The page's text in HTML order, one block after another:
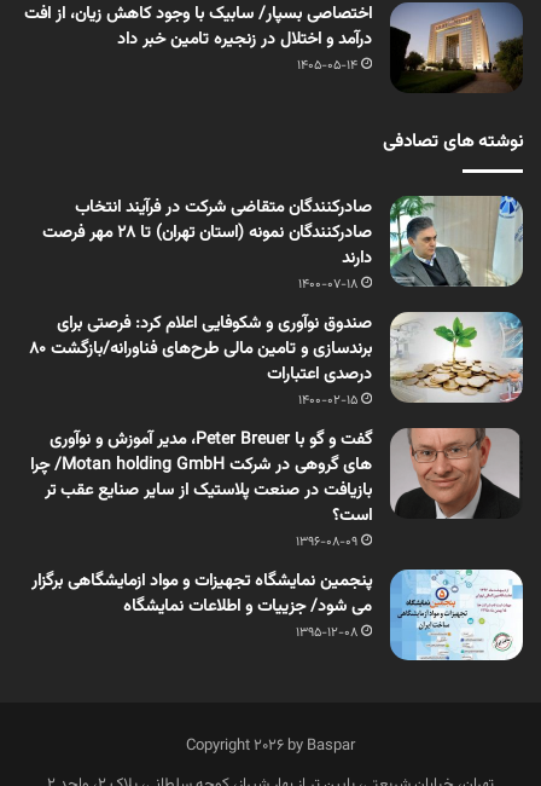
اختصاصی بسپار/ سابیک با وجود کاهش زیان، از افت
درآمد و اختلال در زنجیره تامین خبر داد
1405-05-14
نوشته های تصادفی
صادرکنندگان متقاضی شرکت در فرآیند انتخاب
صادرکنندگان نمونه (استان تهران) تا 28 مهر فرصت
دارند
1400-07-18
صندوق نوآوری و شکوفایی اعلام کرد: فرصتی برای
برندسازی و تامین مالی طرح‌های فناورانه/بازگشت ۸۰
درصدی اعتبارات
1400-02-15
گفت و گو با Peter Breuer، مدیر آموزش و نوآوری
های گروهی در شرکت Motan holding GmbH/ چرا
بازیافت در صنعت پلاستیک از سایر صنایع عقب تر
است؟
1396-08-09
پنجمین نمایشگاه تجهیزات و مواد ازمایشگاهی برگزار
می شود/ جزییات و اطلاعات نمایشگاه
1395-12-08
Copyright 2026 by Baspar